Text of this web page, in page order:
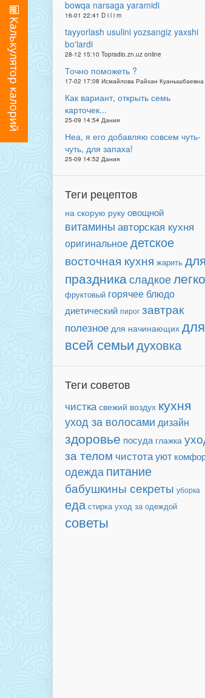
bowqa narsaga yaramidi
16-01 22:41 D i l i m
tayyorlash usulini yozsangiz yaxshi
bo'lardi
28-12 15:10 Topradio.zn.uz online
Точно поможеть ?
17-02 17:08 Исмайлова Райхан Куанышбаевна
Как вариант, открыть семь
карточек...
25-09 14:54 Дания
Неа, я его добавляю совсем чуть-
чуть, для запаха!
25-09 14:52 Дания
Теги рецептов
на скорую руку овощной
витамины авторская кухня
оригинальноедетское
восточная кухня жарить для
праздникасладкоелегко
фруктовый горячее блюдо
диетический пирог завтрак
полезное для начинающих для
всей семьидуховка
Теги советов
чистка свежий воздух кухня
уход за волосами дизайн
здоровье посуда глажка
за телом чистотауют
одежда питание
бабушкины секреты уборка
еда стирка уход за одеждой
советы